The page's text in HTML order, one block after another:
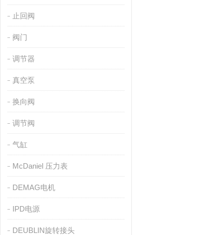
止回阀
阀门
调节器
真空泵
换向阀
调节阀
气缸
McDaniel 压力表
DEMAG电机
IPD电源
DEUBLIN旋转接头